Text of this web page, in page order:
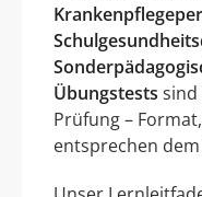
Übungstests sind
Prüfung –
entsprechen